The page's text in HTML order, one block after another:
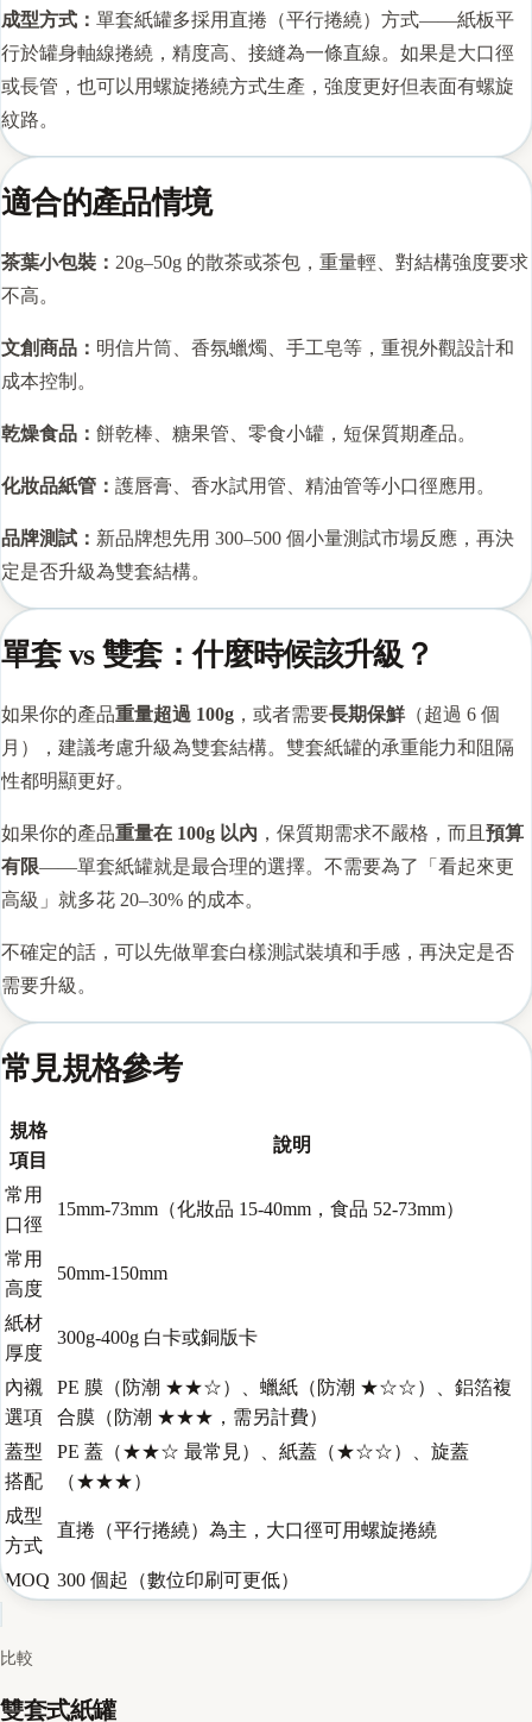
成型方式： 單套紙罐多採用直捲（平行捲繞）方式——紙板平
行於罐身軸線捲繞，精度高、接縫為一條直線。如果是大口徑
或長管，也可以用螺旋捲繞方式生產，強度更好但表面有螺旋
紋路。
適合的產品情境
茶葉小包裝： 20g–50g 的散茶或茶包，重量輕、對結構強度要求
不高。
文創商品： 明信片筒、香氛蠟燭、手工皂等，重視外觀設計和
成本控制。
乾燥食品： 餅乾棒、糖果管、零食小罐，短保質期產品。
化妝品紙管： 護唇膏、香水試用管、精油管等小口徑應用。
品牌測試： 新品牌想先用 300–500 個小量測試市場反應，再決
定是否升級為雙套結構。
單套 vs 雙套：什麼時候該升級？
如果你的產品重量超過 100g ，或者需要長期保鮮（超過 6 個
月），建議考慮升級為雙套結構。雙套紙罐的承重能力和阻隔
性都明顯更好。
如果你的產品重量在 100g 以內 ，保質期需求不嚴格，而且 預算
有限——單套紙罐就是最合理的選擇。不需要為了「看起來更
高級」就多花 20–30% 的成本。
不確定的話，可以先做單套白樣測試裝填和手感，再決定是否
需要升級。
常見規格參考
規格
項目
說明
常用
口徑
15mm-73mm（化妝品 15-40mm，食品 52-73mm）
常用
高度
50mm-150mm
紙材
厚度
300g-400g 白卡或銅版卡
內襯
選項
PE 膜（防潮 ★★☆）、蠟紙（防潮 ★☆☆）、鋁箔複
合膜（防潮 ★★★，需另計費）
蓋型
搭配
PE 蓋（★★☆ 最常見）、紙蓋（★☆☆）、旋蓋
（★★★）
成型
方式
直捲（平行捲繞）為主，大口徑可用螺旋捲繞
MOQ 300 個起（數位印刷可更低）
比較
雙套式紙罐